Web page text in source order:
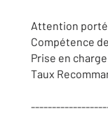
Attention
Compétence
Prise en
Taux